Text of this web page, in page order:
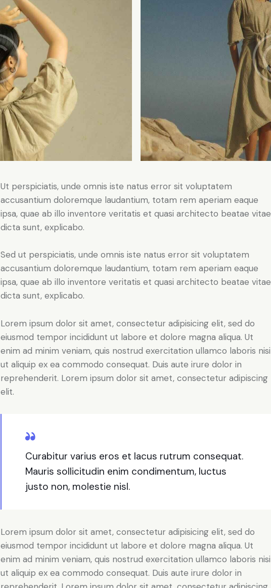
Ut perspiciatis, unde omnis iste natus error sit voluptatem
accusantium doloremque laudantium, totam rem aperiam eaque
ipsa, quae ab illo inventore veritatis et quasi architecto beatae vitae
dicta sunt, explicabo.
Sed ut perspiciatis, unde omnis iste natus error sit voluptatem
accusantium doloremque laudantium, totam rem aperiam eaque
ipsa, quae ab illo inventore veritatis et quasi architecto beatae vitae
dicta sunt, explicabo.
Lorem ipsum dolor sit amet, consectetur adipisicing elit, sed do
eiusmod tempor incididunt ut labore et dolore magna aliqua. Ut
enim ad minim veniam, quis nostrud exercitation ullamco laboris nisi
ut aliquip ex ea commodo consequat. Duis aute irure dolor in
reprehenderit. Lorem ipsum dolor sit amet, consectetur adipiscing
elit.
Curabitur varius eros et lacus rutrum consequat.
Mauris sollicitudin enim condimentum, luctus
justo non, molestie nisl.
Lorem ipsum dolor sit amet, consectetur adipisicing elit, sed do
eiusmod tempor incididunt ut labore et dolore magna aliqua. Ut
enim ad minim veniam, quis nostrud exercitation ullamco laboris nisi
ut aliquip ex ea commodo consequat. Duis aute irure dolor in